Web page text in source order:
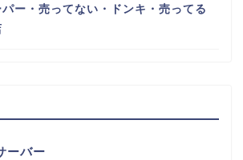
ー・売ってない・ドンキ・売ってる
ーバー